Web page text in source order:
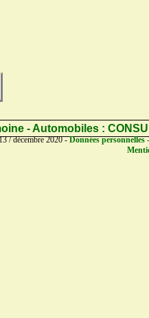
- Automobiles :
/ décembre 2020 -Données personnelles